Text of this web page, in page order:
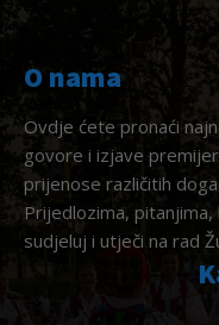
O nama
Ovdje ćete pronaći
govore i izjave
prijenose različitih
Prijedlozima,
sudjeluj i utječi na rad